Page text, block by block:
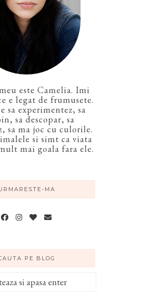
este Camelia. Imi
e legat de frumusete.
sa experimentez, sa
sa descopar, sa
sa ma joc cu culorile.
si simt ca viata
mai goala fara ele.
MA
PE BLOG